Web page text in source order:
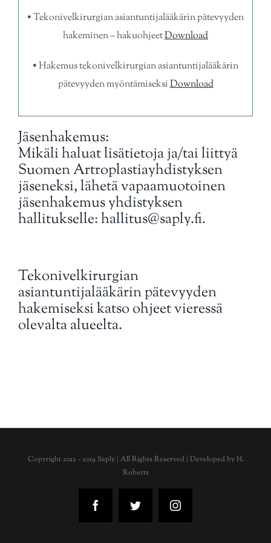
Artroplastiayhdistyksen säännöt
Hallituksen jäsenet
Jäsenille
Yhteystiedot
GDPR
• Tekonivelkirurgian asiantuntijalääkärin pätevyyden
hakeminen – hakuohjeetDownload
• Hakemus tekonivelkirurgian asiantuntijalääkärin
pätevyyden myöntämiseksiDownload
Jäsenhakemus:
Mikäli haluat lisätietoja ja/tai liittyä
Suomen Artroplastiayhdistyksen
jäseneksi, lähetä vapaamuotoinen
jäsenhakemus yhdistyksen
hallitukselle: hallitus@saply.fi.
Tekonivelkirurgian
asiantuntijalääkärin pätevyyden
hakemiseksi katso ohjeet vieressä
olevalta alueelta.
Copyright 2012 - 2019 Saply | All Rights Reserved | Developed byH.
Roberts
FacebookTwitter Instagram